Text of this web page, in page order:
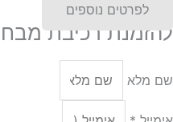
לפרטים נוספים
להזמנת רכיבת
שם מלא